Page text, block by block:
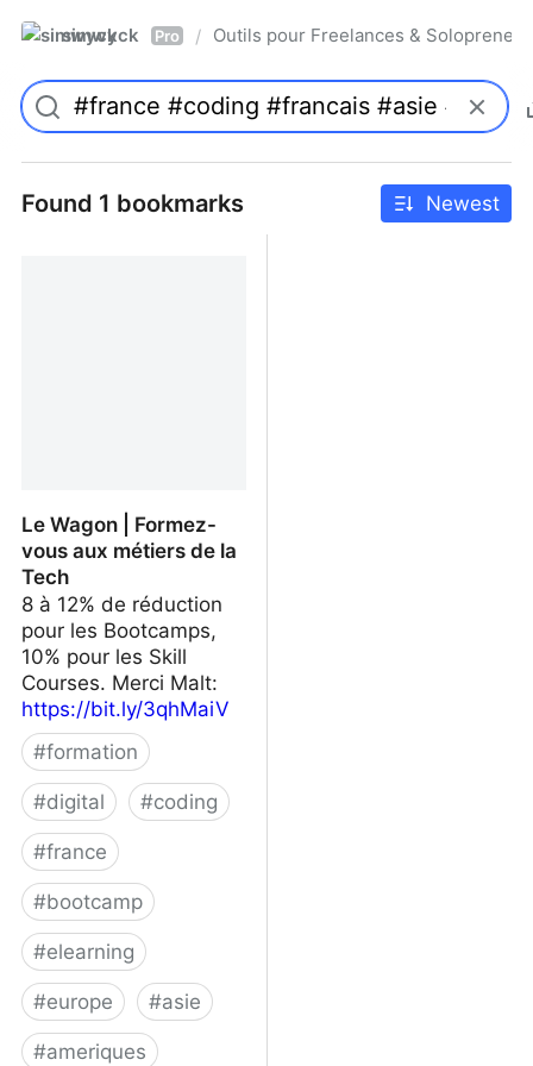
simwyck Pro / Outils pour Freelances &
Found 1 bookmarks Newest
Le Wagon | Formez-
vous aux métiers de la
Tech
8 à 12% de réduction
pour les Bootcamps,
10% pour les Skill
Courses. Merci Malt:
https://bit.ly/3qhMaiV
#formation
#digital #coding
#france
#bootcamp
#elearning
#europe #asie
#ameriques